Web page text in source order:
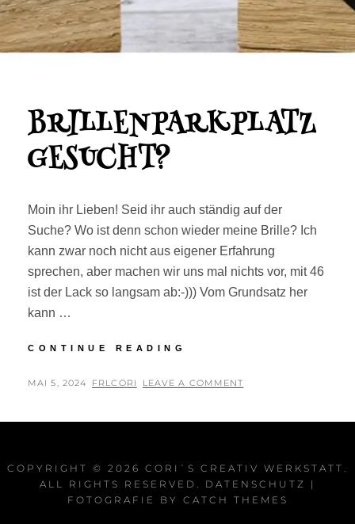
BRILLENPARKPLATZ
GESUCHT?
Moin ihr Lieben! Seid ihr auch ständig auf der
Suche? Wo ist denn schon wieder meine Brille? Ich
kann zwar noch nicht aus eigener Erfahrung
sprechen, aber machen wir uns mal nichts vor, mit 46
ist der Lack so langsam ab:-))) Vom Grundsatz her
kann …
CONTINUE READING
POSTED
MAI 5, 2024 BY
FRLCORI LEAVE A COMMENT
COPYRIGHT © 2026 CORI`S CREATIV WERKSTATT .
ALL RIGHTS RESERVED. DATENSCHUTZ
|
FOTOGRAFIE BY CATCH THEMES